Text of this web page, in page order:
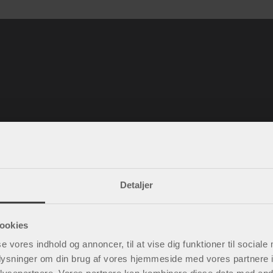
Detaljer
vores indhold og annoncer, til at vise dig funktioner til sociale
om din brug af vores hjemmeside med vores partnere
Mine sider
Kontakt os
Ledige stillinger